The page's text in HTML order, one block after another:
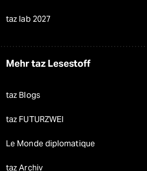
taz lab 2027
Mehr taz Lesestoff
taz Blogs
taz FUTURZWEI
Le Monde diplomatique
taz Archiv